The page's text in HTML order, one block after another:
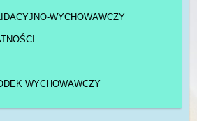
WYCHOWAWCZY
WYCHOWAWCZY